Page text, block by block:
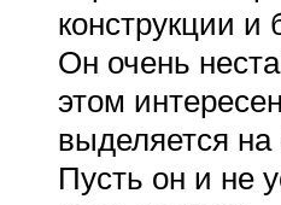
конструкции и
Он очень
этом
выделяется
Пусть он и не